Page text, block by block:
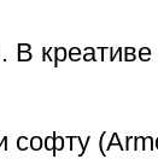
В
софту